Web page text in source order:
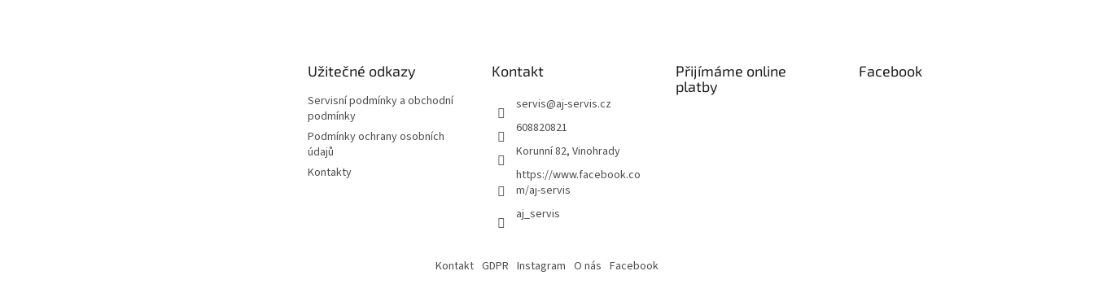
Užitečné odkazy
Servisní podmínky a obchodní
podmínky
Podmínky ochrany osobních
údajů
Kontakty
Kontakt
servis@aj-servis.cz
608820821
Korunní 82, Vinohrady
https://www.facebook.co
m/aj-servis
aj_servis
Přijímáme online
platby
Facebook
Kontakt GDPR Instagram O nás Facebook